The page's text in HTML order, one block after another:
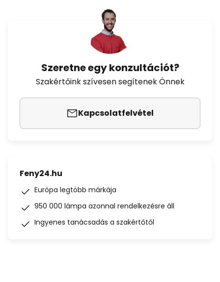
Szeretne egy konzultációt?
Szakértőink szívesen segítenek Önnek
Kapcsolatfelvétel
Feny24.hu
Európa legtöbb márkája
950 000 lámpa azonnal rendelkezésre áll
Ingyenes tanácsadás a szakértőtől